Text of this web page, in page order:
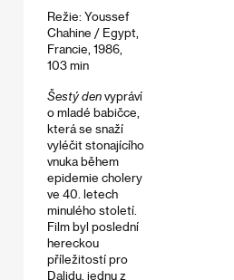
Režie: Youssef
Chahine / Egypt,
Francie, 1986,
103 min
Šestý den vypráví
o mladé babičce,
která se snaží
vyléčit stonajícího
vnuka během
epidemie cholery
ve 40. letech
minulého století.
Film byl poslední
hereckou
příležitostí pro
Dalidu, jednu z